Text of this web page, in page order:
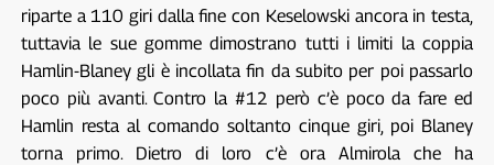
riparte a 110 giri dalla fine con Keselowski ancora in testa,
tuttavia le sue gomme dimostrano tutti i limiti la coppia
Hamlin-Blaney gli è incollata fin da subito per poi passarlo
poco più avanti. Contro la #12 però c’è poco da fare ed
Hamlin resta al comando soltanto cinque giri, poi Blaney
torna primo. Dietro di loro c’è ora Almirola che ha